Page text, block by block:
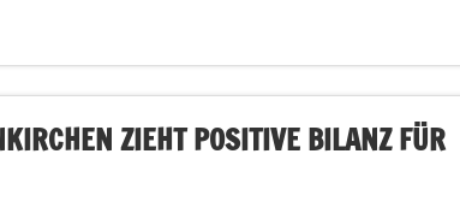
ZIEHT POSITIVE BILANZ FÜR